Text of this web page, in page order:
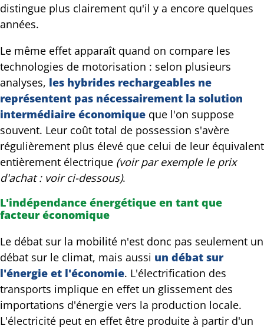
distingue plus clairement qu'il y a encore quelques
années.
Le même effet apparaît quand on compare les
technologies de motorisation : selon plusieurs
analyses, les hybrides rechargeables ne
représentent pas nécessairement la solution
intermédiaire économique que l'on suppose
souvent. Leur coût total de possession s'avère
régulièrement plus élevé que celui de leur équivalent
entièrement électrique (voir par exemple le prix
d'achat : voir ci-dessous).
L'indépendance énergétique en tant que
facteur économique
Le débat sur la mobilité n'est donc pas seulement un
débat sur le climat, mais aussi un débat sur
l'énergie et l'économie. L'électrification des
transports implique en effet un glissement des
importations d'énergie vers la production locale.
L'électricité peut en effet être produite à partir d'un